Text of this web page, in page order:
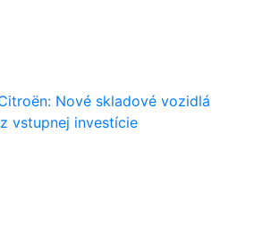
Nové skladové vozidlá
vstupnej investície